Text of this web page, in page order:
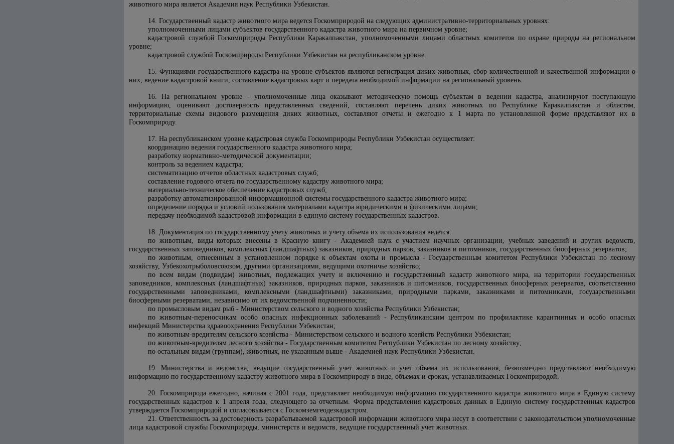
животного мира является Академия наук Республики Узбекистан.
14. Государственный кадастр животного мира ведется Госкомприродой на следующих административно-территориальных уровнях:
уполномоченными лицами субъектов государственного кадастра животного мира на первичном уровне;
кадастровой службой Госкомприроды Республики Каракалпакстан, уполномоченными лицами областных комитетов по охране природы на региональном
уровне;
кадастровой службой Госкомприроды Республики Узбекистан на республиканском уровне.
15. Функциями государственного кадастра на уровне субъектов являются регистрация диких животных, сбор количественной и качественной информации о
них, ведение кадастровой книги, составление кадастровых карт и передача необходимой информации на региональный уровень.
16. На региональном уровне - уполномоченные лица оказывают методическую помощь субъектам в ведении кадастра, анализируют поступающую
информацию, оценивают достоверность представленных сведений, составляют перечень диких животных по Республике Каракалпакстан и областям,
территориальные схемы видового размещения диких животных, составляют отчеты и ежегодно к 1 марта по установленной форме представляют их в
Госкомприроду.
17. На республиканском уровне кадастровая служба Госкомприроды Республики Узбекистан осуществляет:
координацию ведения государственного кадастра животного мира;
разработку нормативно-методической документации;
контроль за ведением кадастра;
систематизацию отчетов областных кадастровых служб;
составление годового отчета по государственному кадастру животного мира;
материально-техническое обеспечение кадастровых служб;
разработку автоматизированной информационной системы государственного кадастра животного мира;
определение порядка и условий пользования материалами кадастра юридическими и физическими лицами;
передачу необходимой кадастровой информации в единую систему государственных кадастров.
18. Документация по государственному учету животных и учету объема их использования ведется:
по животным, виды которых внесены в Красную книгу - Академией наук с участием научных организации, учебных заведений и других ведомств,
государственных заповедников, комплексных (ландшафтных) заказников, природных парков, заказников и питомников, государственных биосферных резерватов;
по животным, отнесенным в установленном порядке к объектам охоты и промысла -Государственным комитетомРеспублики Узбекистан по лесному
хозяйству, Узбекохотрыболовсоюзом, другими организациями, ведущими охотничье хозяйство;
по всем видам (подвидам) животных, подлежащих учету и включению и государственный кадастр животного мира, на территории государственных
заповедников, комплексных (ландшафтных) заказников, природных парков, заказников и питомников, государственных биосферных резерватов, соответственно
государственными заповедниками, комплексными (ландшафтными) заказниками, природными парками, заказниками и питомниками, государственными
биосферными резерватами, независимо от их ведомственной подчиненности;
по промысловым видам рыб - Министерством сельского и водного хозяйства Республики Узбекистан;
по животным-переносчикам особо опасных инфекционных заболеваний - Республиканским центром по профилактике карантинных и особо опасных
инфекций Министерства здравоохранения Республики Узбекистан;
по животным-вредителям сельского хозяйства - Министерством сельского и водного хозяйств Республики Узбекистан;
по животным-вредителям лесного хозяйства - Государственным комитетом Республики Узбекистан по лесному хозяйству;
по остальным видам (группам), животных, не указанным выше - Академией наук Республики Узбекистан.
19. Министерства и ведомства, ведущие государственный учет животных и учет объема их использования, безвозмездно представляют необходимую
информацию по государственному кадастру животного мира в Госкомприроду в виде, объемах и сроках, устанавливаемых Госкомприродой.
20. Госкомприрода ежегодно, начиная с 2001 года, представляет необходимую информацию государственного кадастра животного мира в Единую систему
государственных кадастров к 1 апреля года, следующего за отчетным. Форма представления кадастровых данных в Единую систему государственных кадастров
утверждается Госкомприродой и согласовывается с Госкомземгеодезкадастром.
21. Ответственность за достоверность разрабатываемой кадастровой информации животного мира несут в соответствии с законодательством уполномоченные
лица кадастровой службы Госкомприроды, министерств и ведомств, ведущие государственный учет животных.